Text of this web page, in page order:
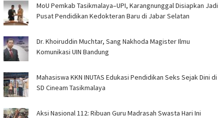
MoU Pemkab Tasikmalaya–UPI, Karangnunggal Disiapkan Jadi
Pusat Pendidikan Kedokteran Baru di Jabar Selatan
Dr. Khoiruddin Muchtar, Sang Nakhoda Magister Ilmu
Komunikasi UIN Bandung
Mahasiswa KKN INUTAS Edukasi Pendidikan Seks Sejak Dini di
SD Cineam Tasikmalaya
Aksi Nasional 112: Ribuan Guru Madrasah Swasta Hari Ini